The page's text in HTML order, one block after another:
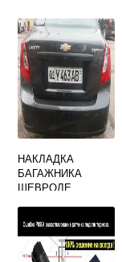
НАКЛАДКА
БАГАЖНИКА
ШЕВРОЛЕ